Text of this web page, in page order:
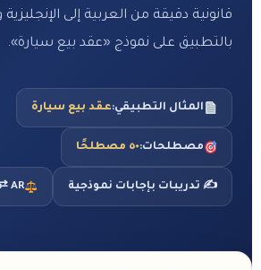
قانونية دقيقة من العربية إلى
بالتطبيق على نموذج «عقد بيع سيارة».
المثال التطبيقي:عقد بيع سيارة
مصطلحات:٥٠ مصطلحًا
✍️ تدريبات بإجابات نموذجية AR